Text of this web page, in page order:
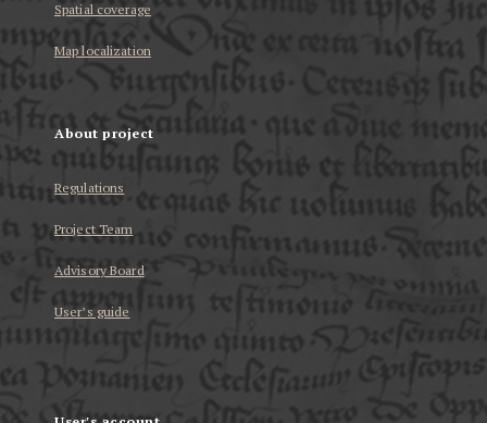
Spatial coverage
Map localization
About project
Regulations
Project Team
Advisory Board
User’s guide